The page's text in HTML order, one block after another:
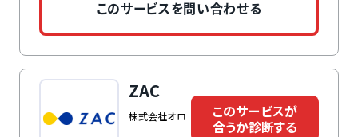
このサービスを問い合わせる
ZAC
株式会社オロ
このサービスが
合うか診断する